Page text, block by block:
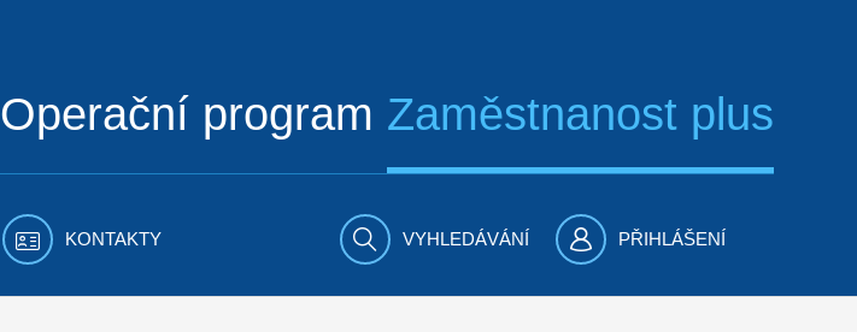
Operační program Zaměstnanost plus
KONTAKTY VYHLEDÁVÁNÍ PŘIHLÁŠENÍ